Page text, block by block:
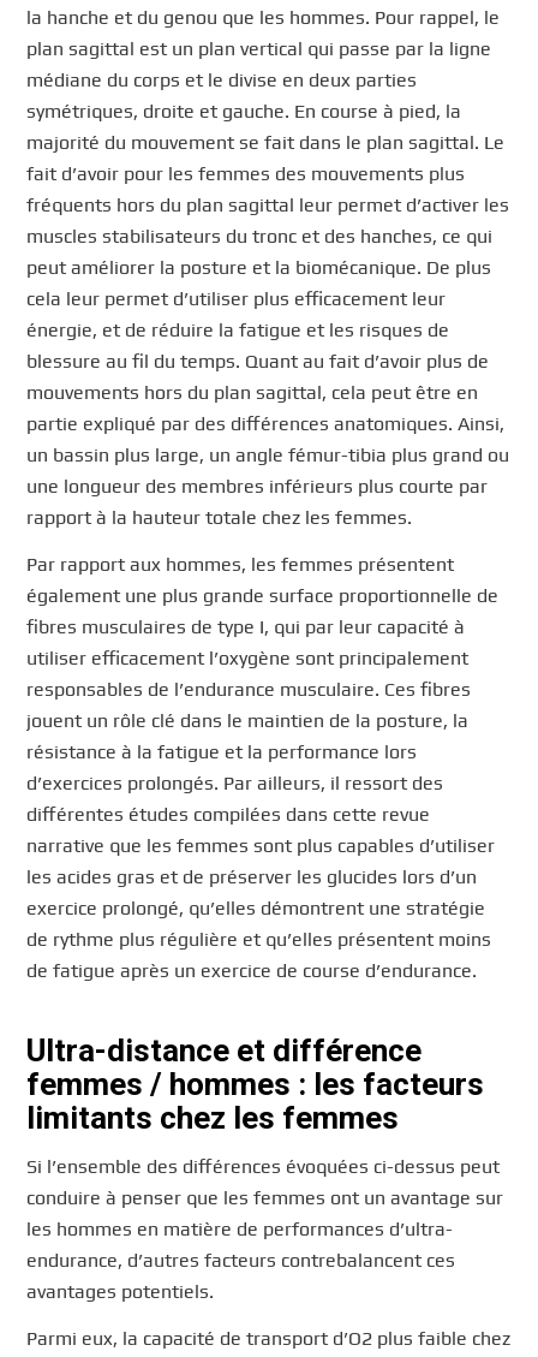
la hanche et du genou que les hommes. Pour rappel, le
plan sagittal est un plan vertical qui passe par la ligne
médiane du corps et le divise en deux parties
symétriques, droite et gauche. En course à pied, la
majorité du mouvement se fait dans le plan sagittal. Le
fait d’avoir pour les femmes des mouvements plus
fréquents hors du plan sagittal leur permet d’activer les
muscles stabilisateurs du tronc et des hanches, ce qui
peut améliorer la posture et la biomécanique. De plus
cela leur permet d’utiliser plus efficacement leur
énergie, et de réduire la fatigue et les risques de
blessure au fil du temps. Quant au fait d’avoir plus de
mouvements hors du plan sagittal, cela peut être en
partie expliqué par des différences anatomiques. Ainsi,
un bassin plus large, un angle fémur-tibia plus grand ou
une longueur des membres inférieurs plus courte par
rapport à la hauteur totale chez les femmes.
Par rapport aux hommes, les femmes présentent
également une plus grande surface proportionnelle de
fibres musculaires de type I, qui par leur capacité à
utiliser efficacement l’oxygène sont principalement
responsables de l’endurance musculaire. Ces fibres
jouent un rôle clé dans le maintien de la posture, la
résistance à la fatigue et la performance lors
d’exercices prolongés. Par ailleurs, il ressort des
différentes études compilées dans cette revue
narrative que les femmes sont plus capables d’utiliser
les acides gras et de préserver les glucides lors d’un
exercice prolongé, qu’elles démontrent une stratégie
de rythme plus régulière et qu’elles présentent moins
de fatigue après un exercice de course d’endurance.
Ultra-distance et différence
femmes / hommes : les facteurs
limitants chez les femmes
Si l’ensemble des différences évoquées ci-dessus peut
conduire à penser que les femmes ont un avantage sur
les hommes en matière de performances d’ultra-
endurance, d’autres facteurs contrebalancent ces
avantages potentiels.
Parmi eux, la capacité de transport d’O2 plus faible chez